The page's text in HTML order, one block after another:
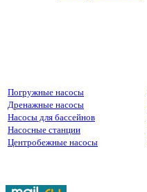
Погружные насосы
Дренажные насосы
Насосы для бассейнов
Насосные станции
Центробежные насосы